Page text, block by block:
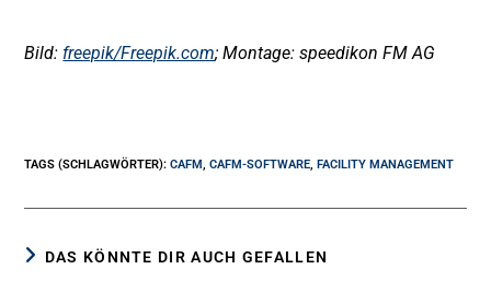
Bild: freepik/Freepik.com; Montage: speedikon FM AG
TAGS (SCHLAGWÖRTER):CAFM, CAFM-SOFTWARE, FACILITY MANAGEMENT
DAS KÖNNTE DIR AUCH GEFALLEN